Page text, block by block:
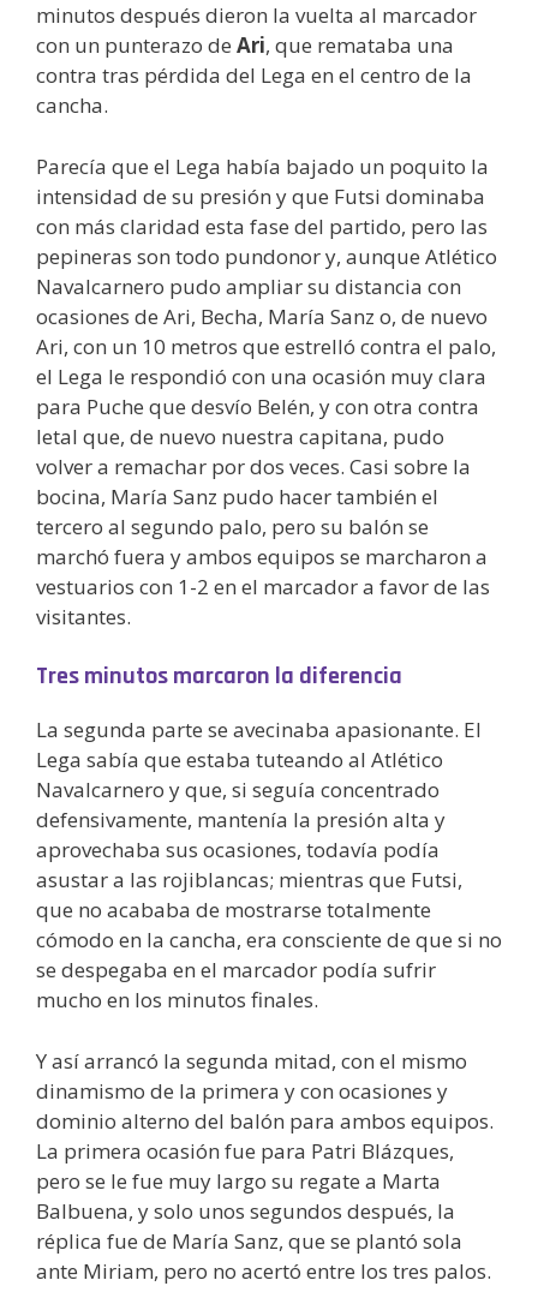
minutos después dieron la vuelta al marcador
con un punterazo de Ari, que remataba una
contra tras pérdida del Lega en el centro de la
cancha.
Parecía que el Lega había bajado un poquito la
intensidad de su presión y que Futsi dominaba
con más claridad esta fase del partido, pero las
pepineras son todo pundonor y, aunque Atlético
Navalcarnero pudo ampliar su distancia con
ocasiones de Ari, Becha, María Sanz o, de nuevo
Ari, con un 10 metros que estrelló contra el palo,
el Lega le respondió con una ocasión muy clara
para Puche que desvío Belén, y con otra contra
letal que, de nuevo nuestra capitana, pudo
volver a remachar por dos veces. Casi sobre la
bocina, María Sanz pudo hacer también el
tercero al segundo palo, pero su balón se
marchó fuera y ambos equipos se marcharon a
vestuarios con 1-2 en el marcador a favor de las
visitantes.
Tres minutos marcaron la diferencia
La segunda parte se avecinaba apasionante. El
Lega sabía que estaba tuteando al Atlético
Navalcarnero y que, si seguía concentrado
defensivamente, mantenía la presión alta y
aprovechaba sus ocasiones, todavía podía
asustar a las rojiblancas; mientras que Futsi,
que no acababa de mostrarse totalmente
cómodo en la cancha, era consciente de que si no
se despegaba en el marcador podía sufrir
mucho en los minutos finales.
Y así arrancó la segunda mitad, con el mismo
dinamismo de la primera y con ocasiones y
dominio alterno del balón para ambos equipos.
La primera ocasión fue para Patri Blázques,
pero se le fue muy largo su regate a Marta
Balbuena, y solo unos segundos después, la
réplica fue de María Sanz, que se plantó sola
ante Miriam, pero no acertó entre los tres palos.